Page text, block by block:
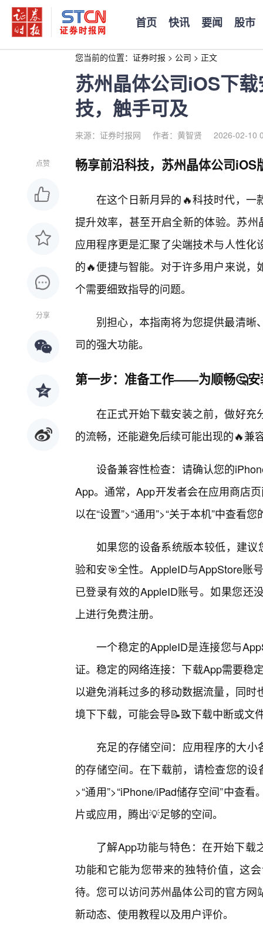
首页 快讯 要闻 股市
您当前的位置： 证券时报 > 公司 > 正文
苏州晶体公司iOS下
技，触手可及
来源：证券时报网 作者：黄智贤 2026-02-10
点赞
分享
畅享前沿科技，苏州晶体公司iOS
在这个日新月异的🔥科技时代，一
提升效率，甚至开启全新的体验。苏
应用程序更是汇聚了尖端技术与人性
的🔥便捷与智能。对于许多用户来说
个需要细致指导的问题。
别担心，本指南将为您提供最清
司的强大功能。
第一步：准备工作——为顺畅🤔安
在正式开始下载安装之前，做好充
的流畅，还能避免后续可能出现的🔥兼
设备兼容性检查：请确认您的
App。通常，App开发者会在应用商店
以在“设置”>“通用”>“关于本机”中查看
如果您的设备系统版本较低，建
验和安🎯全性。AppleID与AppStore账
已登录有效的AppleID账号。如果您还
上进行免费注册。
一个稳定的AppleID是连接您与
证。稳定的网络连接：下载App需要稳
以避免消耗过多的移动数据流量，同
境下下载，可能会导📝致下载中断或文
充足的存储空间：应用程序的大
的存储空间。在下载前，请检查您的
>“通用”>“iPhone/iPad储存空间”中查
片或应用，腾出💡足够的空间。
了解App功能与特色：在开始下载
功能和它能为您带来的独特价值，这
待。您可以访问苏州晶体公司的官方
新动态、使用教程以及用户评价。